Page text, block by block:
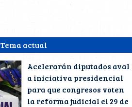
Tema actual
Acelerarán diputados aval
a iniciativa presidencial
para que congresos voten
la reforma judicial el 29 de